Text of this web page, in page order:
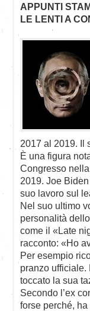
APPUNTI
LE LENTI A
2017 al 2019. Il
È una figura
Congresso
2019. Joe
suo lavoro sul
Nel suo ultimo
personalità
come il «Late
racconto: «Ho
Per esempio
pranzo ufficiale.
toccato la sua
Secondo l’ex
forse perché,